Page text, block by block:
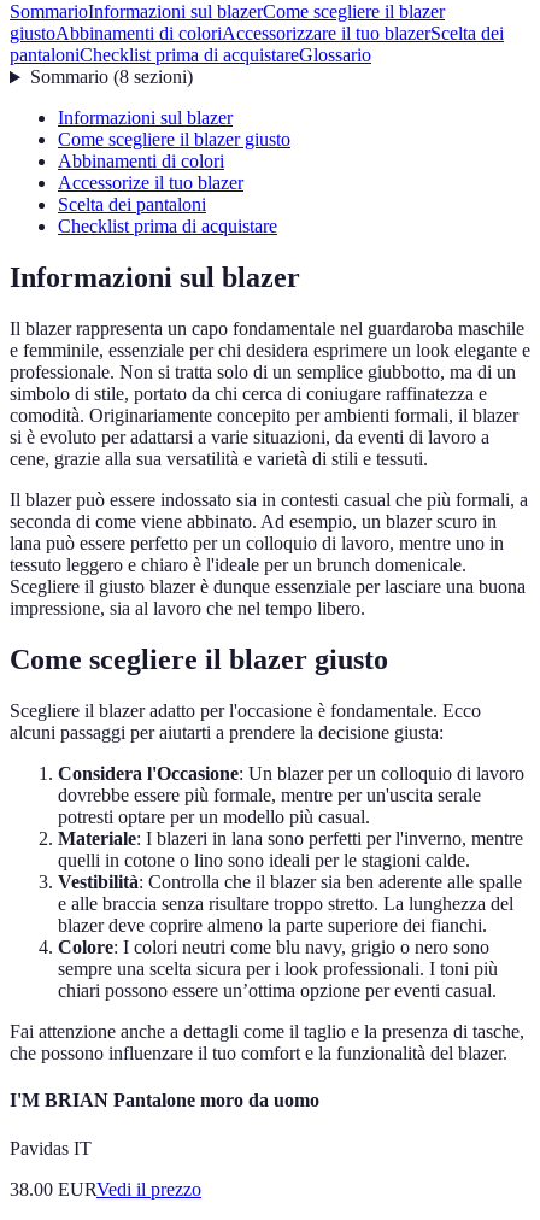
SommarioInformazioni sul blazerCome scegliere il blazer
giustoAbbinamenti di coloriAccessorizzare il tuo blazerScelta dei
pantaloniChecklist prima di acquistareGlossario
Sommario(8 sezioni)
Informazioni sul blazer
Come scegliere il blazer giusto
Abbinamenti di colori
Accessorize il tuo blazer
Scelta dei pantaloni
Checklist prima di acquistare
Informazioni sul blazer
Il blazer rappresenta un capo fondamentale nel guardaroba maschile
e femminile, essenziale per chi desidera esprimere un look elegante e
professionale. Non si tratta solo di un semplice giubbotto, ma di un
simbolo di stile, portato da chi cerca di coniugare raffinatezza e
comodità. Originariamente concepito per ambienti formali, il blazer
si è evoluto per adattarsi a varie situazioni, da eventi di lavoro a
cene, grazie alla sua versatilità e varietà di stili e tessuti.
Il blazer può essere indossato sia in contesti casual che più formali, a
seconda di come viene abbinato. Ad esempio, un blazer scuro in
lana può essere perfetto per un colloquio di lavoro, mentre uno in
tessuto leggero e chiaro è l'ideale per un brunch domenicale.
Scegliere il giusto blazer è dunque essenziale per lasciare una buona
impressione, sia al lavoro che nel tempo libero.
Come scegliere il blazer giusto
Scegliere il blazer adatto per l'occasione è fondamentale. Ecco
alcuni passaggi per aiutarti a prendere la decisione giusta:
Considera l'Occasione: Un blazer per un colloquio di lavoro
dovrebbe essere più formale, mentre per un'uscita serale
potresti optare per un modello più casual.
Materiale: I blazeri in lana sono perfetti per l'inverno, mentre
quelli in cotone o lino sono ideali per le stagioni calde.
Vestibilità: Controlla che il blazer sia ben aderente alle spalle
e alle braccia senza risultare troppo stretto. La lunghezza del
blazer deve coprire almeno la parte superiore dei fianchi.
Colore: I colori neutri come blu navy, grigio o nero sono
sempre una scelta sicura per i look professionali. I toni più
chiari possono essere un’ottima opzione per eventi casual.
Fai attenzione anche a dettagli come il taglio e la presenza di tasche,
che possono influenzare il tuo comfort e la funzionalità del blazer.
I'M BRIAN Pantalone moro da uomo
Pavidas IT
38.00 EURVedi il prezzo